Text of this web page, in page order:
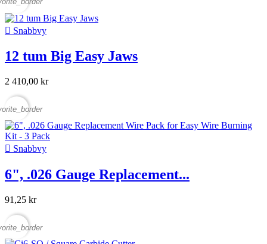
 Snabbvy
12 tum Big Easy Jaws
2 410,00 kr
 Snabbvy
6", .026 Gauge Replacement...
91,25 kr